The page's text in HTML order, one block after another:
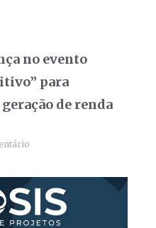
no evento
para
de renda